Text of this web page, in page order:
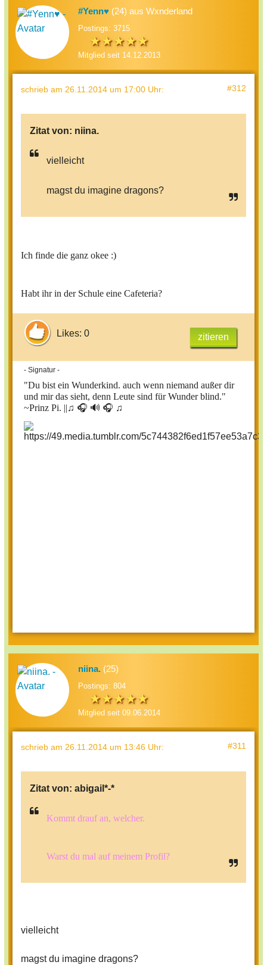
#Yenn♥ (24) aus Wxnderland
Postings: 3715
Mitglied seit 14.12.2013
schrieb am 26.11.2014 um 17:00 Uhr: #312
Zitat von: niina.
vielleicht
magst du imagine dragons?
Ich finde die ganz okee :)
Habt ihr in der Schule eine Cafeteria?
Likes: 0 zitieren
- Signatur -
"Du bist ein Wunderkind. auch wenn niemand außer dir
und mir das sieht, denn Leute sind für Wunder blind."
~Prinz Pi. ||♫ 🎧 🔊 🎧 ♫
niina. (25)
Postings: 804
Mitglied seit 09.06.2014
schrieb am 26.11.2014 um 13:46 Uhr: #311
Zitat von: abigail*-*
Kommt drauf an, welcher.
Warst du mal auf meinem Profil?
vielleicht
magst du imagine dragons?